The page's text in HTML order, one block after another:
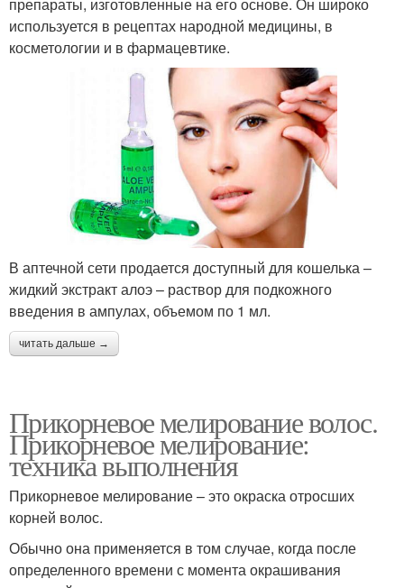
используется в рецептах народной медицины, в
косметологии и в фармацевтике.
В аптечной сети продается доступный для кошелька –
жидкий экстракт алоэ – раствор для подкожного
введения в ампулах, объемом по 1 мл.
читать дальше →
Прикорневое мелирование волос.
Прикорневое мелирование:
техника выполнения
Прикорневое мелирование – это окраска отросших
корней волос.
Обычно она применяется в том случае, когда после
определенного времени с момента окрашивания